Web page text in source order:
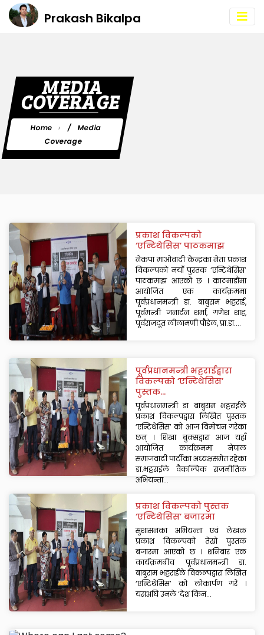
Prakash Bikalpa
MEDIA
COVERAGE
Home
Media
Coverage
प्रकाश विकल्पको
‘एन्टिथेसिस’ पाठकमाझ
नेकपा माओवादी केन्द्रका नेता प्रकाश
विकल्पको नयाँ पुस्तक ‘एन्टिथेसिस’
पाठकमाझ आएको छ । काठमाडौंमा
आयोजित एक कार्यक्रममा
पूर्वप्रधानमन्त्री डा. बाबुराम भट्टराई,
पूर्वमन्त्री जनार्दन शर्मा, गणेश शाह,
पूर्वराजदूत लीलामणी पौडेल, प्रा.डा....
पूर्वप्रधानमन्त्री भट्टराईद्वारा
विकल्पको ‘एन्टिथेसिस’
पुस्तक...
पूर्वप्रधानमन्त्री डा बाबुराम भट्टराईले
प्रकाश विकल्पद्वारा लिखित पुस्तक
‘एन्टिथेसिस’ को आज विमोचन गरेका
छन् । शिखा बुक्सद्वारा आज यहाँ
आयोजित कार्यक्रममा नेपाल
समाजवादी पार्टीका अध्यक्षसमेत रहेका
डा.भट्टराईले वैकल्पिक राजनीतिक
अभियन्ता...
प्रकाश विकल्पको पुस्तक
‘एन्टिथेसिस’ बजारमा
सुशासनका अभियन्ता एवं लेखक
प्रकाश विकल्पको तेस्रो पुस्तक
बजारमा आएको छ । शनिबार एक
कार्यक्रमबीच पूर्वप्रधानमन्त्री डा.
बाबुराम भट्टराईले विकल्पद्वारा लिखित
‘एन्टिथेसिस’ को लोकार्पण गरे ।
यसअघि उनले ‘देश किन...